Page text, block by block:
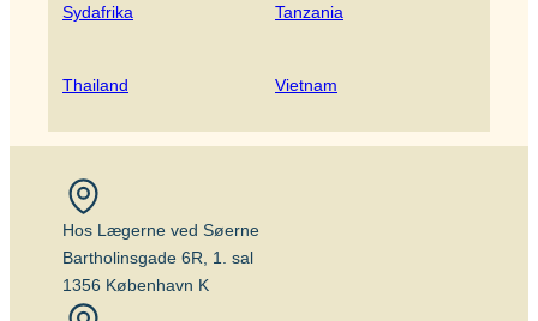
Sydafrika Tanzania
Thailand Vietnam
Hos Lægerne ved Søerne
Bartholinsgade 6R, 1. sal
1356 København K